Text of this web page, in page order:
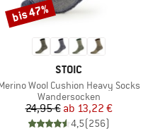
MARKE
STOIC
Wool Cushion Heavy Socks
Produktgruppe
Wandersocken
Preis
24,95 € reduzierter Preis
ab 13,22 €
4,5(256)
Rabatt
bis 47%